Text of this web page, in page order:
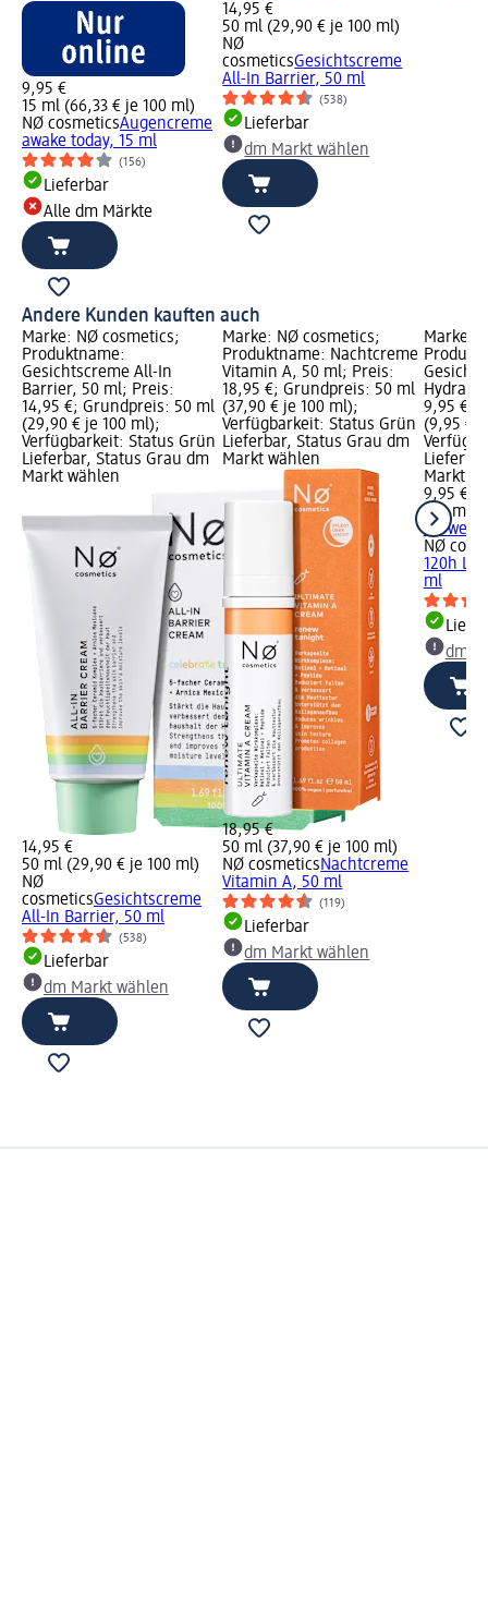
9,95 €
15 ml (66,33 € je 100 ml)
NØ cosmeticsAugencreme
awake today, 15 ml
(156)
Lieferbar
Alle dm Märkte
14,95 €
50 ml (29,90 € je 100 ml)
NØ
cosmeticsGesichtscreme
All-In Barrier, 50 ml
(538)
Lieferbar
dm Markt wählen
Andere Kunden kauften auch
Marke: NØ cosmetics;
Produktname:
Gesichtscreme All-In
Barrier, 50 ml; Preis:
14,95 €; Grundpreis: 50 ml
(29,90 € je 100 ml);
Verfügbarkeit: Status Grün
Lieferbar, Status Grau dm
Markt wählen
14,95 €
50 ml (29,90 € je 100 ml)
NØ
cosmeticsGesichtscreme
All-In Barrier, 50 ml
(538)
Lieferbar
dm Markt wählen
Marke: NØ cosmetics;
Produktname: Nachtcreme
Vitamin A, 50 ml; Preis:
18,95 €; Grundpreis: 50 ml
(37,90 € je 100 ml);
Verfügbarkeit: Status Grün
Lieferbar, Status Grau dm
Markt wählen
18,95 €
50 ml (37,90 € je 100 ml)
NØ cosmeticsNachtcreme
Vitamin A, 50 ml
(119)
Lieferbar
dm Markt wählen
Marke:
9,95 €;
(9,95 €
Markt
9,95 €
100 ml
+ 1
NØ
120h
ml
dm